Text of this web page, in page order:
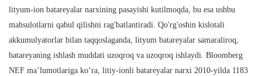
lityum-ion batareyalar narxining pasayishi kutilmoqda, bu esa ushbu
mahsulotlarni qabul qilishni rag'batlantiradi. Qo'rg'oshin kislotali
akkumulyatorlar bilan taqqoslaganda, lityum batareyalar samaraliroq,
batareyaning ishlash muddati uzoqroq va uzoqroq ishlaydi. Bloomberg
NEF maʼlumotlariga koʻra, litiy-ionli batareyalar narxi 2010-yilda 1183